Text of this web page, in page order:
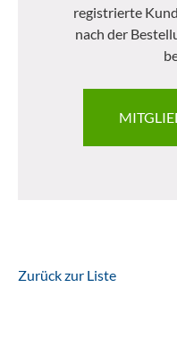
registrierte
nach der
Zurück zur Liste